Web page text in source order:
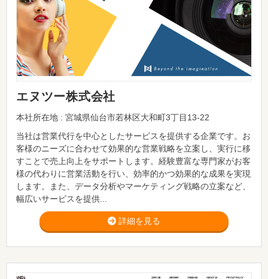
エヌツー株式会社
本社所在地 : 宮城県仙台市若林区大和町3丁目13-22
当社は営業代行を中心としたサービスを提供する企業です。お
客様のニーズに合わせて効果的な営業戦略を立案し、実行に移
すことで売上向上をサポートします。経験豊富な専門家がお客
様の代わりに営業活動を行い、効率的かつ効果的な成果を実現
します。また、データ分析やマーケティング戦略の立案など、
幅広いサービスを提供...
詳細を見る